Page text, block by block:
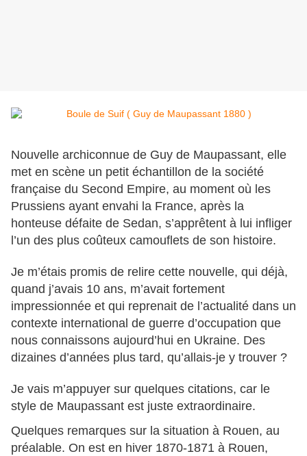
Nouvelle archiconnue de Guy de Maupassant, elle
met en scène un petit échantillon de la société
française du Second Empire, au moment où les
Prussiens ayant envahi la France, après la
honteuse défaite de Sedan, s’apprêtent à lui infliger
l’un des plus coûteux camouflets de son histoire.
Je m’étais promis de relire cette nouvelle, qui déjà,
quand j’avais 10 ans, m’avait fortement
impressionnée et qui reprenait de l’actualité dans un
contexte international de guerre d’occupation que
nous connaissons aujourd’hui en Ukraine. Des
dizaines d’années plus tard, qu’allais-je y trouver ?
Je vais m’appuyer sur quelques citations, car le
style de Maupassant est juste extraordinaire.
Quelques remarques sur la situation à Rouen, au
préalable. On est en hiver 1870-1871 à Rouen,